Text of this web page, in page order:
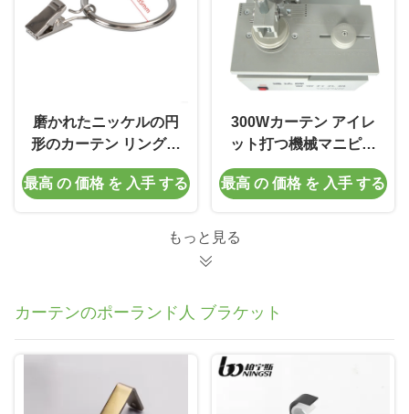
磨かれたニッケルの円
形のカーテン リングの
ステンレス鋼のカーテ
ン クリップ
最高 の 価格 を 入手 する
300Wカーテン アイレ
ット打つ機械マニピュ
レーターの溶接
最高 の 価格 を 入手 する
もっと見る
カーテンのポーランド人 ブラケット